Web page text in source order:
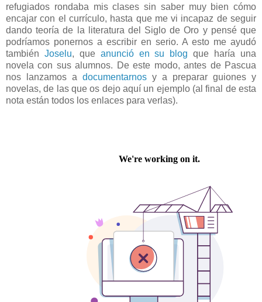
refugiados rondaba mis clases sin saber muy bien cómo
encajar con el currículo, hasta que me vi incapaz de seguir
dando teoría de la literatura del Siglo de Oro y pensé que
podríamos ponernos a escribir en serio. A esto me ayudó
también Joselu, que anunció en su blog que haría una
novela con sus alumnos. De este modo, antes de Pascua
nos lanzamos a documentarnos y a preparar guiones y
novelas, de las que os dejo aquí un ejemplo (al final de esta
nota están todos los enlaces para verlas).